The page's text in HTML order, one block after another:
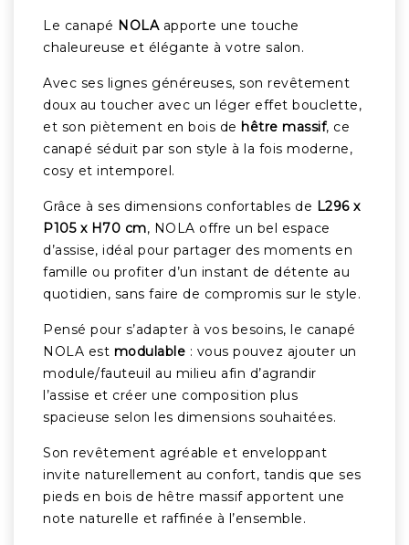
Le canapé NOLAapporte une touche
chaleureuse et élégante à votre salon.
Avec ses lignes généreuses, son revêtement
doux au toucher avec un léger effet bouclette,
et son piètement en bois de hêtre massif, ce
canapé séduit par son style à la fois moderne,
cosy et intemporel.
Grâce à ses dimensions confortables de L296 x
P105 x H70 cm, NOLA offre un bel espace
d’assise, idéal pour partager des moments en
famille ou profiter d’un instant de détente au
quotidien, sans faire de compromis sur le style.
Pensé pour s’adapter à vos besoins, le canapé
NOLA est modulable : vous pouvez ajouter un
module/fauteuil au milieu afin d’agrandir
l’assise et créer une composition plus
spacieuse selon les dimensions souhaitées.
Son revêtement agréable et enveloppant
invite naturellement au confort, tandis que ses
pieds en bois de hêtre massif apportent une
note naturelle et raffinée à l’ensemble.